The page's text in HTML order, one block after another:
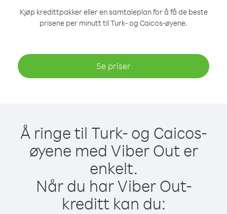
Kjøp kredittpakker eller en samtaleplan for å få de beste
prisene per minutt til Turk- og Caicos-øyene.
Se priser
Å ringe til Turk- og Caicos-
øyene med Viber Out er
enkelt.
Når du har Viber Out-
kreditt kan du: